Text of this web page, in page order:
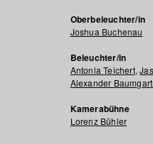
Oberbeleuchter/in
Joshua Buchenau
Beleuchter/in
Antonia Teichert,
Alexander
Kamerabühne
Lorenz Bühler